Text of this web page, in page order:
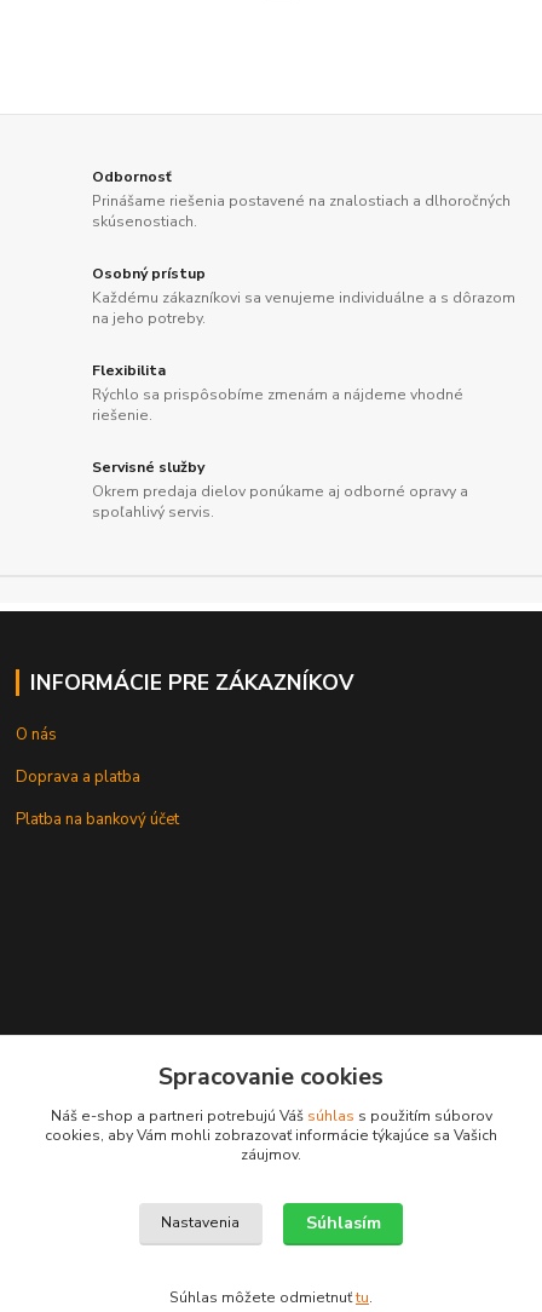
Odbornosť
Prinášame riešenia postavené na znalostiach a dlhoročných
skúsenostiach.
Osobný prístup
Každému zákazníkovi sa venujeme individuálne a s dôrazom
na jeho potreby.
Flexibilita
Rýchlo sa prispôsobíme zmenám a nájdeme vhodné
riešenie.
Servisné služby
Okrem predaja dielov ponúkame aj odborné opravy a
spoľahlivý servis.
INFORMÁCIE PRE ZÁKAZNÍKOV
O nás
Doprava a platba
Platba na bankový účet
leksunsro@gmail.com
Upravit sběr cookies.
Spracovanie cookies
Náš e-shop a partneri potrebujú Váš súhlas s použitím súborov
cookies, aby Vám mohli zobrazovať informácie týkajúce sa Vašich
záujmov.
Nastavenia Súhlasím
Súhlas môžete odmietnuťtu.